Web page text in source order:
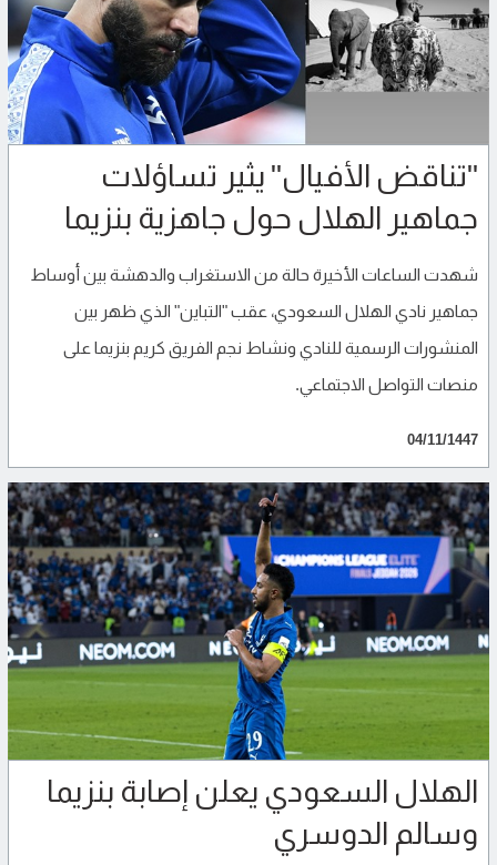
"تناقض الأفيال" يثير تساؤلات
جماهير الهلال حول جاهزية بنزيما
شهدت الساعات الأخيرة حالة من الاستغراب والدهشة بين أوساط
جماهير نادي الهلال السعودي، عقب "التباين" الذي ظهر بين
المنشورات الرسمية للنادي ونشاط نجم الفريق كريم بنزيما على
منصات التواصل الاجتماعي.
04/11/1447
الهلال السعودي يعلن إصابة بنزيما
وسالم الدوسري